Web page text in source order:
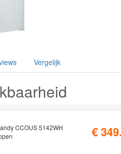
Vergelijk
CCOUS 5142WH
€